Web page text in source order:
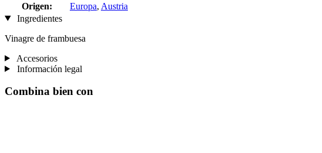
Origen:
Europa, Austria
Ingredientes
Vinagre de frambuesa
Accesorios
Información legal
Combina bien con